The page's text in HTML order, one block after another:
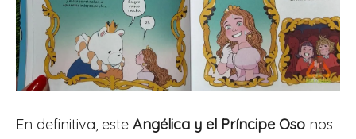
En definitiva, este Angélica y el Príncipe Oso nos